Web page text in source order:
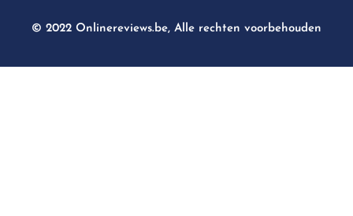
© 2022 Onlinereviews.be, Alle rechten voorbehouden